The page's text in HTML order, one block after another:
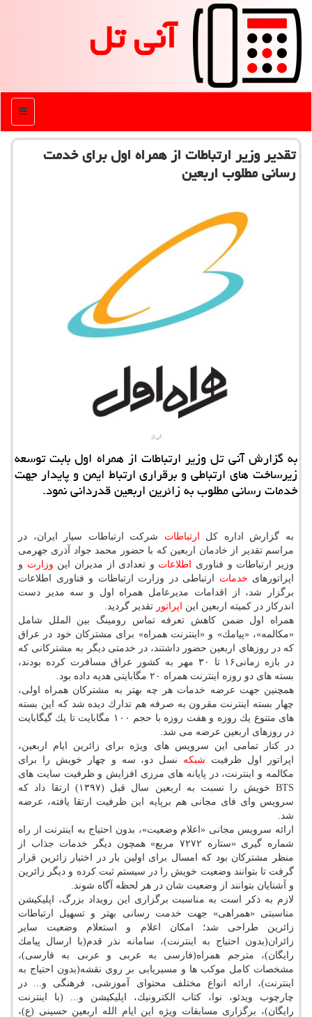
آنی تل
منو
تقدیر وزیر ارتباطات از همراه اول برای خدمت
رسانی مطلوب اربعین
به گزارش آنی تل وزیر ارتباطات از همراه اول بابت توسعه
زیرساخت های ارتباطی و برقراری ارتباط ایمن و پایدار جهت
خدمات رسانی مطلوب به زائرین اربعین قدردانی نمود.
به گزارش اداره كل ارتباطات شركت ارتباطات سیار ایران، در
مراسم تقدیر از خادمان اربعین كه با حضور محمد جواد آذری جهرمی
وزیر ارتباطات و فناوری
اطلاعات و تعدادی از مدیران این وزارت و
اپراتورهای خدمات ارتباطی در وزارت ارتباطات و فناوری اطلاعات
برگزار شد، از اقدامات مدیرعامل همراه اول و سه مدیر دست
اندركار در كمیته اربعین این
اپراتور تقدیر گردید.
همراه اول ضمن كاهش تعرفه تماس رومینگ بین الملل شامل
«مكالمه»، «پیامك» و «اینترنت همراه» برای مشتركان خود در عراق
كه در روزهای اربعین حضور داشتند، در خدمتی دیگر به مشتركانی كه
در بازه زمانی۱۶ تا ۳۰ مهر به كشور عراق مسافرت كرده بودند،
بسته های دو روزه اینترنت همراه ۲۰ مگابایتی هدیه داده بود.
همچنین جهت عرضه خدمات هر چه بهتر به مشتركان همراه اولی،
چهار بسته اینترنت مقرون به صرفه هم تدارك دیده شد كه این بسته
های متنوع یك روزه و هفت روزه با حجم ۱۰۰ مگابایت تا یك گیگابایت
در روزهای اربعین عرضه می شد.
در كنار تمامی این سرویس های ویژه برای زائرین ایام اربعین،
اپراتور اول ظرفیت شبكه نسل دو، سه و چهار خویش را برای
مكالمه و اینترنت، در پایانه های مرزی افزایش و ظرفیت سایت های
BTS خویش را نسبت به اربعین سال قبل (۱۳۹۷) ارتقا داد كه
سرویس وای فای مجانی هم برپایه این ظرفیت ارتقا یافته، عرضه
شد.
ارائه سرویس مجانی «اعلام وضعیت»، بدون احتیاج به اینترنت از راه
شماره گیری «ستاره ۷۲۷۲ مربع» همچون دیگر خدمات جذاب از
منظر مشتركان بود كه امسال برای اولین بار در اختیار زائرین قرار
گرفت تا بتوانند وضعیت خویش را در سیستم ثبت كرده و دیگر زائرین
و آشنایان بتوانند از وضعیت شان در هر لحظه آگاه شوند.
لازم به ذكر است به مناسبت برگزاری این رویداد بزرگ، اپلیكیشن
مناسبتی «همراهی» جهت خدمت رسانی بهتر و تسهیل ارتباطات
زائرین طراحی شد؛ امكان اعلام و استعلام وضعیت سایر
زائران(بدون احتیاج به اینترنت)، سامانه نذر قدم(با ارسال پیامك
رایگان)، مترجم همراه(فارسی به عربی و عربی به فارسی)،
مشخصات كامل موكب ها و مسیریابی بر روی نقشه(بدون احتیاج به
اینترنت)، ارائه انواع مختلف محتوای آموزشی، فرهنگی و... در
چارچوب ویدئو، نوا، كتاب الكترونیك، اپلیكیشن و... (با اینترنت
رایگان)، برگزاری مسابقات ویژه این ایام الله اربعین حسینی (ع)،